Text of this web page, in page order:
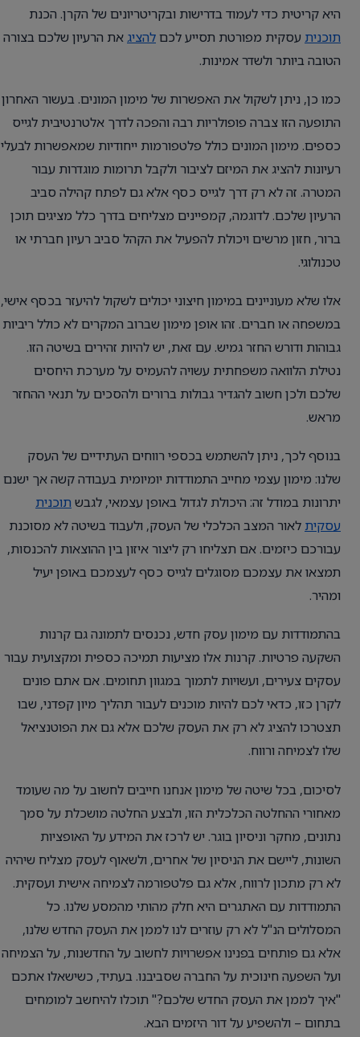
היא קריטית כדי לעמוד בדרישות ובקריטריונים של הקרן. הכנת
תוכנית עסקית מפורטת תסייע לכםלהציגאת הרעיון שלכם בצורה
הטובה ביותר ולשדר אמינות.
כמו כן, ניתן לשקול את האפשרות של מימון המונים. בעשור האחרון
התופעה הזו צברה פופולריות רבה והפכה לדרך אלטרנטיבית לגייס
כספים. מימון המונים כולל פלטפורמות ייחודיות שמאפשרות לבעלי
רעיונות להציג את המיזם לציבור ולקבל תרומות מוגדרות עבור
המטרה. זה לא רק דרך לגייס כסף אלא גם לפתח קהילה סביב
הרעיון שלכם. לדוגמה, קמפיינים מצליחים בדרך כלל מציגים תוכן
ברור, חזון מרשים ויכולת להפעיל את הקהל סביב רעיון חברתי או
טכנולוגי.
אלו שלא מעוניינים במימון חיצוני יכולים לשקול להיעזר בכסף אישי,
במשפחה או חברים. זהו אופן מימון שברוב המקרים לא כולל ריביות
גבוהות ודורש החזר גמיש. עם זאת, יש להיות זהירים בשיטה הזו.
נטילת הלוואה משפחתית עשויה להעמיס על מערכת היחסים
שלכם ולכן חשוב להגדיר גבולות ברורים ולהסכים על תנאי ההחזר
מראש.
בנוסף לכך, ניתן להשתמש בכספי רווחים העתידיים של העסק
שלנו: מימון עצמי מחייב התמודדות יומיומית בעבודה קשה אך ישנם
יתרונות במודל זה: היכולת לגדול באופן עצמאי, לגבש תוכנית
עסקית לאור המצב הכלכלי של העסק, ולעבוד בשיטה לא מסוכנת
עבורכם כיזמים. אם תצליחו רק ליצור איזון בין ההוצאות להכנסות,
תמצאו את עצמכם מסוגלים לגייס כסף לעצמכם באופן יעיל
ומהיר.
בהתמודדות עם מימון עסק חדש, נכנסים לתמונה גם קרנות
השקעה פרטיות. קרנות אלו מציעות תמיכה כספית ומקצועית עבור
עסקים צעירים, ועשויות לתמוך במגוון תחומים. אם אתם פונים
לקרן כזו, כדאי לכם להיות מוכנים לעבור תהליך מיון קפדני, שבו
תצטרכו להציג לא רק את העסק שלכם אלא גם את הפוטנציאל
שלו לצמיחה ורווח.
לסיכום, בכל שיטה של מימון אנחנו חייבים לחשוב על מה שעומד
מאחורי ההחלטה הכלכלית הזו, ולבצע החלטה מושכלת על סמך
נתונים, מחקר וניסיון בוגר. יש לרכז את המידע על האופציות
השונות, ליישם את הניסיון של אחרים, ולשאוף לעסק מצליח שיהיה
לא רק מתכון לרווח, אלא גם פלטפורמה לצמיחה אישית ועסקית.
התמודדות עם האתגרים היא חלק מהותי מהמסע שלנו. כל
המסלולים הנ"ל לא רק עוזרים לנו לממן את העסק החדש שלנו,
אלא גם פותחים בפנינו אפשרויות לחשוב על החדשנות, על הצמיחה
ועל השפעה חינוכית על החברה שסביבנו. בעתיד, כשישאלו אתכם
"איך לממן את העסק החדש שלכם?" תוכלו להיחשב למומחים
בתחום – ולהשפיע על דור היזמים הבא.